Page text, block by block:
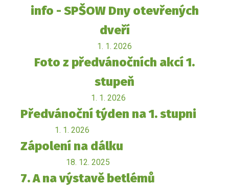
info - SPŠOW Dny otevřených
dveří
1. 1. 2026
Foto z předvánočních akcí 1.
stupeň
1. 1. 2026
Předvánoční týden na 1. stupni
1. 1. 2026
Zápolení na dálku
18. 12. 2025
7. A na výstavě betlémů